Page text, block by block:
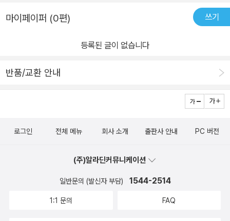
마이페이퍼 (0편) 쓰기
등록된 글이 없습니다
반품/교환 안내
로그인 전체 메뉴 회사 소개 출판사 안내 PC 버전
(주)알라딘커뮤니케이션
일반문의 (발신자 부담) 1544-2514
1:1 문의 FAQ